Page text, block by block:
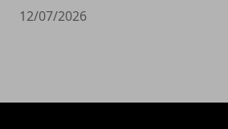
12/07/2026